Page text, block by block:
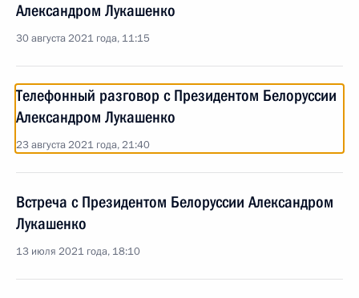
Александром Лукашенко
30 августа 2021 года, 11:15
Телефонный разговор с Президентом Белоруссии
Александром Лукашенко
23 августа 2021 года, 21:40
Встреча с Президентом Белоруссии Александром
Лукашенко
13 июля 2021 года, 18:10